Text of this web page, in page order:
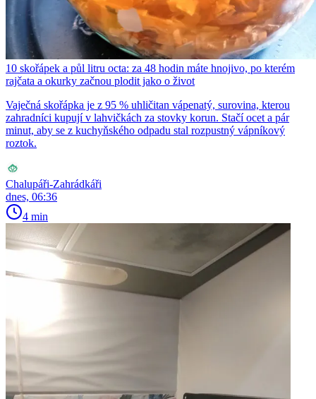
10 skořápek a půl litru octa: za 48 hodin máte hnojivo, po kterém
rajčata a okurky začnou plodit jako o život
Vaječná skořápka je z 95 % uhličitan vápenatý, surovina, kterou
zahradníci kupují v lahvičkách za stovky korun. Stačí ocet a pár
minut, aby se z kuchyňského odpadu stal rozpustný vápníkový
roztok.
Chalupáři-Zahrádkáři
dnes, 06:36
4 min